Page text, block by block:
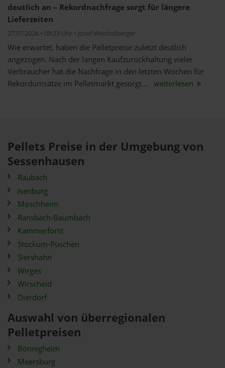
deutlich an – Rekordnachfrage sorgt für längere
Lieferzeiten
27.07.2026 • 09:23 Uhr • Josef Weichslberger
Wie erwartet, haben die Pelletpreise zuletzt deutlich
angezogen. Nach der langen Kaufzurückhaltung vieler
Verbraucher hat die Nachfrage in den letzten Wochen für
Rekordumsätze im Pelletmarkt gesorgt.... weiterlesen
Pellets Preise in der Umgebung von
Sessenhausen
Raubach
Isenburg
Moschheim
Ransbach-Baumbach
Kammerforst
Stockum-Püschen
Siershahn
Wirges
Wirscheid
Dierdorf
Auswahl von überregionalen
Pelletpreisen
Bönnigheim
Meersburg